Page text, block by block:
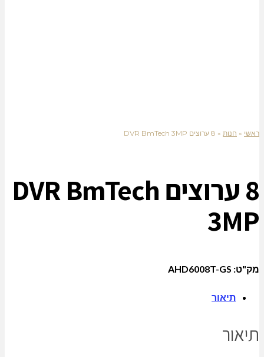
ראשי » חנות » 8 ערוצים DVR BmTech 3MP
8 ערוצים DVR BmTech
3MP
מק"ט: AHD6008T-GS
תיאור
תיאור